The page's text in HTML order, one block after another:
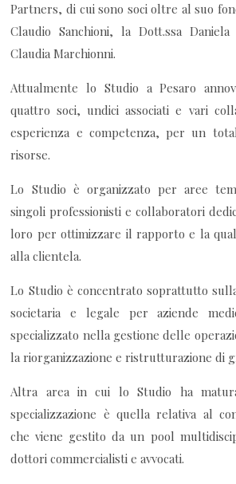
Partners, di cui sono soci oltre al suo
Claudio Sanchioni, la Dott.ssa Daniela
Claudia Marchionni.
Attualmente lo Studio a Pesaro
quattro soci, undici associati e vari
esperienza e competenza, per un
risorse.
Lo Studio è organizzato per aree
singoli professionisti e collaboratori
loro per ottimizzare il rapporto e la
alla clientela.
Lo Studio è concentrato soprattutto
societaria e legale per aziende
specializzato nella gestione delle
la riorganizzazione e ristrutturazione di
Altra area in cui lo Studio ha
specializzazione è quella relativa al
che viene gestito da un pool
dottori commercialisti e avvocati.